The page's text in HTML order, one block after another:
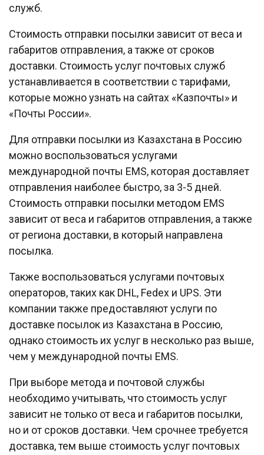
служб.
Стоимость отправки посылки зависит от веса и
габаритов отправления, а также от сроков
доставки. Стоимость услуг почтовых служб
устанавливается в соответствии с тарифами,
которые можно узнать на сайтах «Казпочты» и
«Почты России».
Для отправки посылки из Казахстана в Россию
можно воспользоваться услугами
международной почты EMS, которая доставляет
отправления наиболее быстро, за 3-5 дней.
Стоимость отправки посылки методом EMS
зависит от веса и габаритов отправления, а также
от региона доставки, в который направлена
посылка.
Также воспользоваться услугами почтовых
операторов, таких как DHL, Fedex и UPS. Эти
компании также предоставляют услуги по
доставке посылок из Казахстана в Россию,
однако стоимость их услуг в несколько раз выше,
чем у международной почты EMS.
При выборе метода и почтовой службы
необходимо учитывать, что стоимость услуг
зависит не только от веса и габаритов посылки,
но и от сроков доставки. Чем срочнее требуется
доставка, тем выше стоимость услуг почтовых